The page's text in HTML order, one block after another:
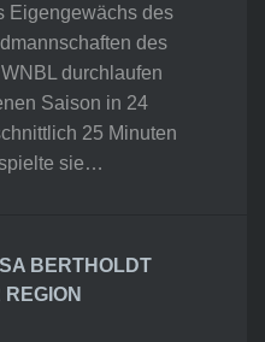
Eigengewächs des
des
durchlaufen
Saison in 24
25 Minuten
sie…
BERTHOLDT